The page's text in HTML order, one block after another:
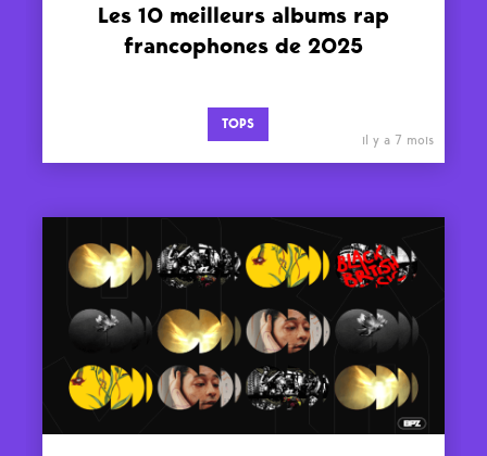
Les 10 meilleurs albums rap
francophones de 2025
TOPS
il y a 7 mois